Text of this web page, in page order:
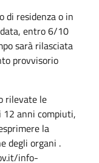
di residenza o in
entro 6/10
sarà rilasciata
provvisorio
rilevate le
anni compiuti,
la
degli organi .
info-